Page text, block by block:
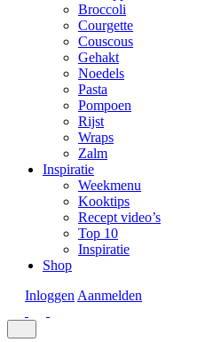
Broccoli
Courgette
Couscous
Gehakt
Noedels
Pasta
Pompoen
Rijst
Wraps
Zalm
Inspiratie
Weekmenu
Kooktips
Recept video’s
Top 10
Inspiratie
Shop
Inloggen Aanmelden